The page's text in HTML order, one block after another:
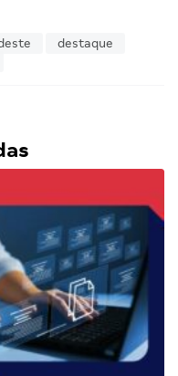
destaque